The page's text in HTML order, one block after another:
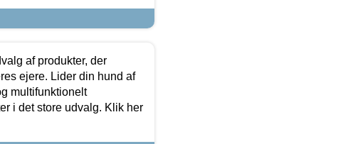
af produkter, der
ejere. Lider din hund af
multifunktionelt
i det store udvalg. Klik her